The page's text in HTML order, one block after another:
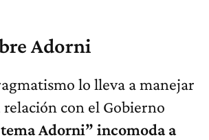
Adorni
lo lleva a manejar
relación con el Gobierno
Adorni” incomoda a